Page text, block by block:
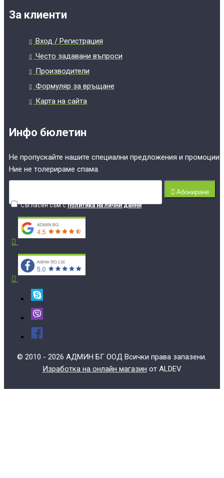
За клиенти
Вход / Регистрация
Често задавани въпроси
Производители
Формуляр за връщане
Карта на сайта
Инфо бюлетин
Не пропускайте нашите специални предложения и промоции.
Ние не толерираме спама.
Абониране
Съгласен съм сполитика на лични данни
© 2010 - 2026 АДМИН БГ ООД Всички права запазени.
Изработка на онлайн магазин от ALDEV